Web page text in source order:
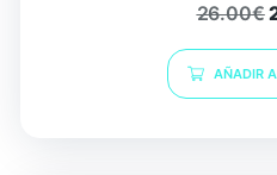
26.00€
AÑADIR